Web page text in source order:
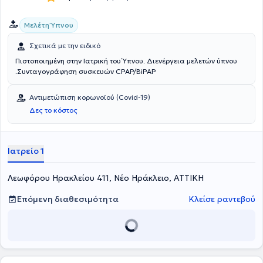
του τύπου και σε ιατρικές ιστοσελίδες. Τέλος, είναι μέλος του
Ιατρικού Συλλόγου Αθηνών, της Ελληνικής Πνευμονολογικής
Ένωσης Πνευμονολόγων Ελλάδος.
Μελέτη Ύπνου
Σχετικά με την ειδικό
Πιστοποιημένη στην Ιατρική του Ύπνου. Διενέργεια μελετών ύπνου
.Συνταγογράφηση συσκευών CPAP/BiPAP
Αντιμετώπιση κορωνοϊού (Covid-19)
Δες το κόστος
Ιατρείο 1
Λεωφόρου Ηρακλείου 411, Νέο Ηράκλειο, ΑΤΤΙΚΗ
Επόμενη διαθεσιμότητα
Κλείσε ραντεβού